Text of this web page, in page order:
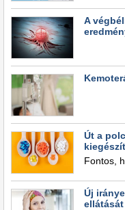
A
Út a
Fontos,
Új
ellátását